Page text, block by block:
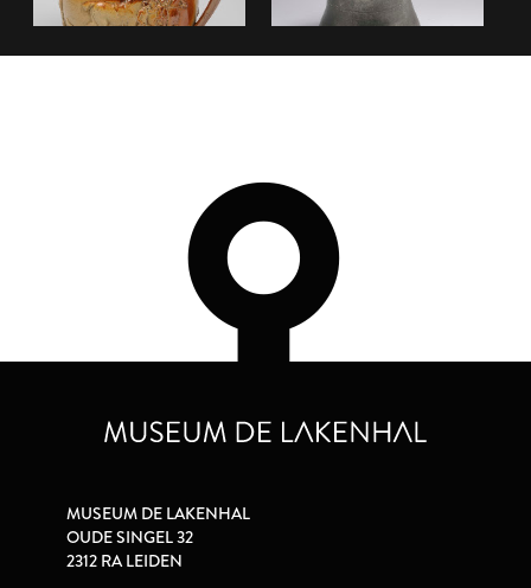
MUSEUM DE LAKENHAL
OUDE SINGEL 32
2312 RA LEIDEN